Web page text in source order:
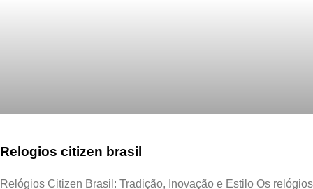
Relogios citizen brasil
Relógios Citizen Brasil: Tradição, Inovação e Estilo Os relógios